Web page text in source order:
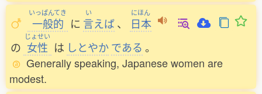
いっぱんてき
一般的 に
い
言えば、
にほん
日本
の
じょせい
女性 は しとやか である 。
Generally speaking, Japanese women are
modest.